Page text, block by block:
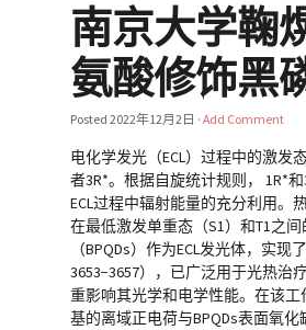
南京大学鞠
氨酸修饰黑
Posted2022年12月2日 ·Add Comment
电化学发光（ECL）过程中的激
者3R*。根据自旋统计规则， 1R*
ECL过程中辐射能量的充分利用。
在最低激发单重态（S1）和T1之
（BPQDs）作为ECL发光体，实
3653−3657），已广泛用于光热治
重影响其光学和电学性能。在该工
基的离域正电荷与BPQDs表面氧